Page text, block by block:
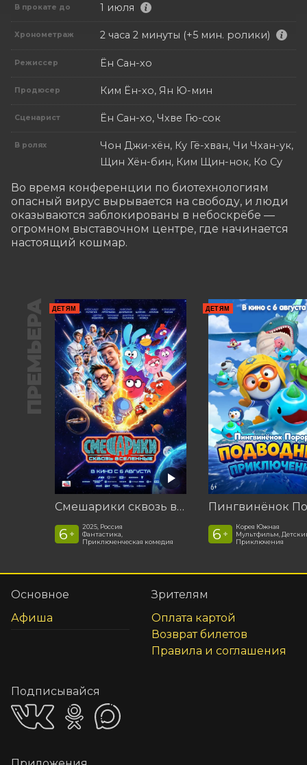
В прокате до 1 июля
Хронометраж 2 часа 2 минуты (+5 мин. ролики)
Режиссер Ён Сан-хо
Продюсер Ким Ён-хо, Ян Ю-мин
Сценарист Ён Сан-хо, Чхве Гю-сок
В ролях
Чон Джи-хён, Ку Гё-хван, Чи Чхан-ук,
Щин Хён-бин, Ким Щин-нок, Ко Су
Во время конференции по биотехнологиям
опасный вирус вырывается на свободу, и люди
оказываются заблокированы в небоскрёбе —
огромном выставочном центре, где начинается
настоящий кошмар.
ПРЕМЬЕРА ДЕТЯМ
Смешарики сквозь вселенные
6 +
2025, Россия
Фантастика,
Приключенческая комедия
ДЕТЯМ
6 +
Корея Южная
Мультфильм,
Приключения
Основное
Афиша
Зрителям
Оплата картой
Возврат билетов
Правила и соглашения
Подписывайся